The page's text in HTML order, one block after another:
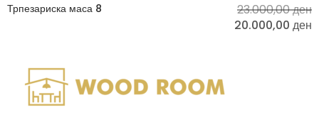
Трпезариска маса 8 23.000,00ден
20.000,00 ден